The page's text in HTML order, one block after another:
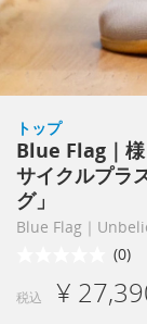
トップ
Blue Flag｜様
サイクルプラ
グ」
Blue Flag｜
(0)
税込 ¥